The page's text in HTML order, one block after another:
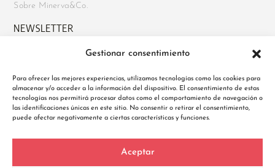
Gestionar consentimiento
Para ofrecer las mejores experiencias, utilizamos tecnologías como las cookies para
almacenar y/o acceder a la información del dispositivo. El consentimiento de estas
tecnologías nos permitirá procesar datos como el comportamiento de navegación o
las identificaciones únicas en este sitio. No consentir o retirar el consentimiento,
puede afectar negativamente a ciertas características y funciones.
Aceptar
Sobre Minerva&Co.
NEWSLETTER
Suscríbete para recibir novedades, acceso a ofertas exclusivas y
mucho más. Además, disfruta de un
10% de descuento en tu
primer pedidoal registrarte.